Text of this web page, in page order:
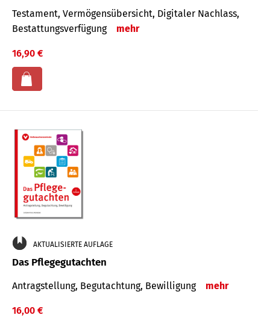
Testament, Vermögens­übersicht, Digitaler Nach­lass,
Bestat­tungs­ver­fügung
mehr
16,90 €
AKTUALISIERTE AUFLAGE
Das Pflegegutachten
Antragstellung, Begutachtung, Bewilligung mehr
16,00 €